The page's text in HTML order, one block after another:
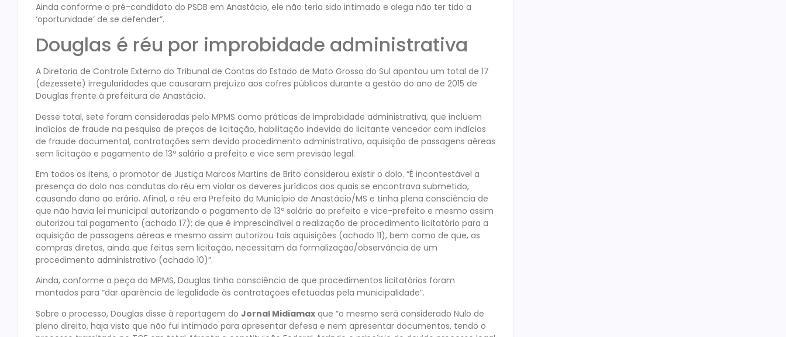
Ainda conforme o pré-candidato do PSDB em Anastácio, ele não teria sido intimado e alega não ter tido a
‘oportunidade’ de se defender”.
Douglas é réu por improbidade administrativa
A Diretoria de Controle Externo do Tribunal de Contas do Estado de Mato Grosso do Sul apontou um total de 17
(dezessete) irregularidades que causaram prejuízo aos cofres públicos durante a gestão do ano de 2015 de
Douglas frente à prefeitura de Anastácio.
Desse total, sete foram consideradas pelo MPMS como práticas de improbidade administrativa, que incluem
indícios de fraude na pesquisa de preços de licitação, habilitação indevida do licitante vencedor com indícios
de fraude documental, contratações sem devido procedimento administrativo, aquisição de passagens aéreas
sem licitação e pagamento de 13º salário a prefeito e vice sem previsão legal.
Em todos os itens, o promotor de Justiça Marcos Martins de Brito considerou existir o dolo. “É incontestável a
presença do dolo nas condutas do réu em violar os deveres jurídicos aos quais se encontrava submetido,
causando dano ao erário. Afinal, o réu era Prefeito do Município de Anastácio/MS e tinha plena consciência de
que não havia lei municipal autorizando o pagamento de 13º salário ao prefeito e vice-prefeito e mesmo assim
autorizou tal pagamento (achado 17); de que é imprescindível a realização de procedimento licitatório para a
aquisição de passagens aéreas e mesmo assim autorizou tais aquisições (achado 11), bem como de que, as
compras diretas, ainda que feitas sem licitação, necessitam da formalização/observância de um
procedimento administrativo (achado 10)”.
Ainda, conforme a peça do MPMS, Douglas tinha consciência de que procedimentos licitatórios foram
montados para “dar aparência de legalidade às contratações efetuadas pela municipalidade”.
Sobre o processo, Douglas disse à reportagem do Jornal Midiamax que “o mesmo será considerado Nulo de
pleno direito, haja vista que não fui intimado para apresentar defesa e nem apresentar documentos, tendo o